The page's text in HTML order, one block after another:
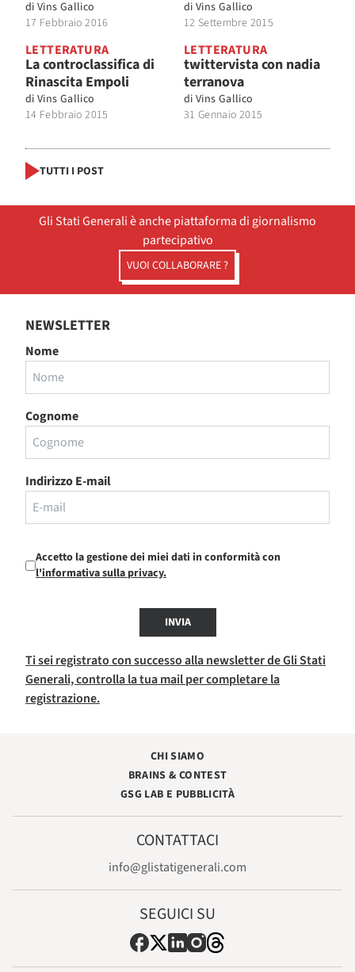
di Vins Gallico
17 Febbraio 2016
di Vins Gallico
12 Settembre 2015
LETTERATURA
La controclassifica di
Rinascita Empoli
di Vins Gallico
14 Febbraio 2015
LETTERATURA
twittervista con nadia
terranova
di Vins Gallico
31 Gennaio 2015
TUTTI I POST
Gli Stati Generali è anche piattaforma di giornalismo
partecipativo
VUOI COLLABORARE ?
NEWSLETTER
Nome
Cognome
Indirizzo E-mail
Accetto la gestione dei miei dati in conformità con
l'informativa sulla privacy.
INVIA
Ti sei registrato con successo alla newsletter de Gli Stati
Generali, controlla la tua mail per completare la
registrazione.
CHI SIAMO
BRAINS & CONTEST
GSG LAB E PUBBLICITÀ
CONTATTACI
info@glistatigenerali.com
SEGUICI SU